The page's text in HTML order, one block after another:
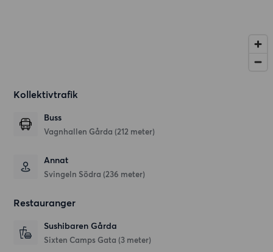
Kollektivtrafik
Buss
Vagnhallen Gårda (212 meter)
Annat
Svingeln Södra (236 meter)
Restauranger
Sushibaren Gårda
Sixten Camps Gata (3 meter)